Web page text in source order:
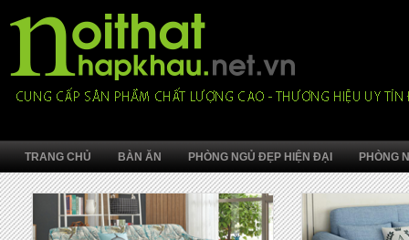
TRANG CHỦ BÀN ĂN PHÒNG NGỦ ĐẸP HIỆN ĐẠI PHÒNG